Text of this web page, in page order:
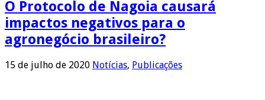
O Protocolo de Nagoia causará
impactos negativos para o
agronegócio brasileiro?
15 de julho de 2020 Notícias, Publicações